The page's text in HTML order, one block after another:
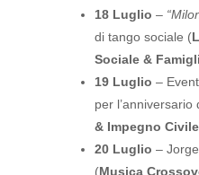
18 Luglio –
di tango sociale (
Sociale &
19 Luglio –
per l’anniversario
& Impegno Civile
20 Luglio –
(Musica